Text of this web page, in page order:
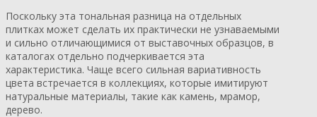
Поскольку эта тональная разница на отдельных
плитках может сделать их практически не узнаваемыми
и сильно отличающимися от выставочных образцов, в
каталогах отдельно подчеркивается эта
характеристика. Чаще всего сильная вариативность
цвета встречается в коллекциях, которые имитируют
натуральные материалы, такие как камень, мрамор,
дерево.